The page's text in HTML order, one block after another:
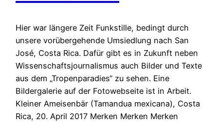
Hier war längere Zeit Funkstille, bedingt durch
unsere vorübergehende Umsiedlung nach San
José, Costa Rica. Dafür gibt es in Zukunft neben
Wissenschaftsjournalismus auch Bilder und Texte
aus dem „Tropenparadies“ zu sehen. Eine
Bildergalerie auf der Fotowebseite ist in Arbeit.
Kleiner Ameisenbär (Tamandua mexicana), Costa
Rica, 20. April 2017 Merken Merken Merken